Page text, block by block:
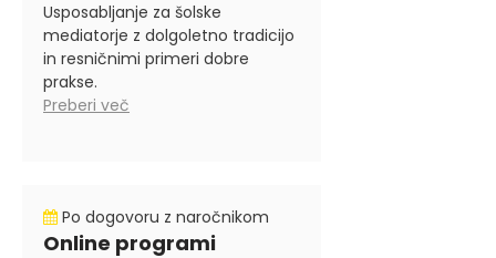
Usposabljanje za šolske
mediatorje z dolgoletno tradicijo
in resničnimi primeri dobre
prakse.
Preberi več
Po dogovoru z naročnikom
Online programi